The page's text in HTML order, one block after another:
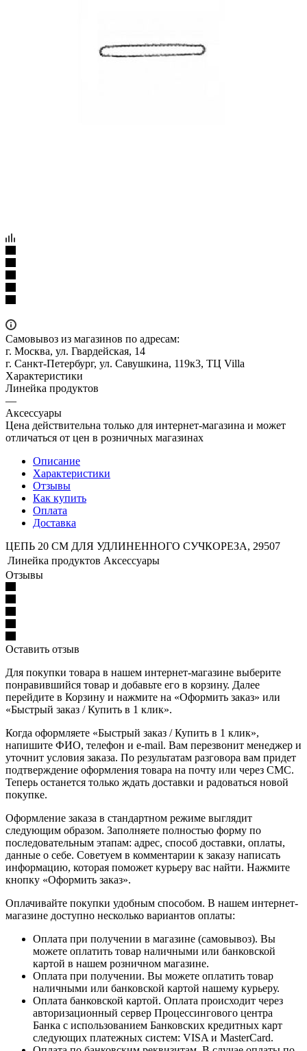
Самовывоз из магазинов по адресам:
г. Москва, ул. Гвардейская, 14
г. Санкт-Петербург, ул. Савушкина, 119к3, ТЦ Villa
Характеристики
Линейка продуктов
—
Аксессуары
Цена действительна только для интернет-магазина и может
отличаться от цен в розничных магазинах
Описание
Характеристики
Отзывы
Как купить
Оплата
Доставка
ЦЕПЬ 20 СМ ДЛЯ УДЛИНЕННОГО СУЧКОРЕЗА, 29507
Линейка продуктов Аксессуары
Отзывы
Оставить отзыв
Для покупки товара в нашем интернет-магазине выберите
понравившийся товар и добавьте его в корзину. Далее
перейдите в Корзину и нажмите на «Оформить заказ» или
«Быстрый заказ / Купить в 1 клик».
Когда оформляете «Быстрый заказ / Купить в 1 клик»,
напишите ФИО, телефон и e-mail. Вам перезвонит менеджер и
уточнит условия заказа. По результатам разговора вам придет
подтверждение оформления товара на почту или через СМС.
Теперь останется только ждать доставки и радоваться новой
покупке.
Оформление заказа в стандартном режиме выглядит
следующим образом. Заполняете полностью форму по
последовательным этапам: адрес, способ доставки, оплаты,
данные о себе. Советуем в комментарии к заказу написать
информацию, которая поможет курьеру вас найти. Нажмите
кнопку «Оформить заказ».
Оплачивайте покупки удобным способом. В нашем интернет-
магазине доступно несколько вариантов оплаты:
Оплата при получении в магазине (самовывоз). Вы
можете оплатить товар наличными или банковской
картой в нашем розничном магазине.
Оплата при получении. Вы можете оплатить товар
наличными или банковской картой нашему курьеру.
Оплата банковской картой. Оплата происходит через
авторизационный сервер Процессингового центра
Банка с использованием Банковских кредитных карт
следующих платежных систем: VISA и MasterCard.